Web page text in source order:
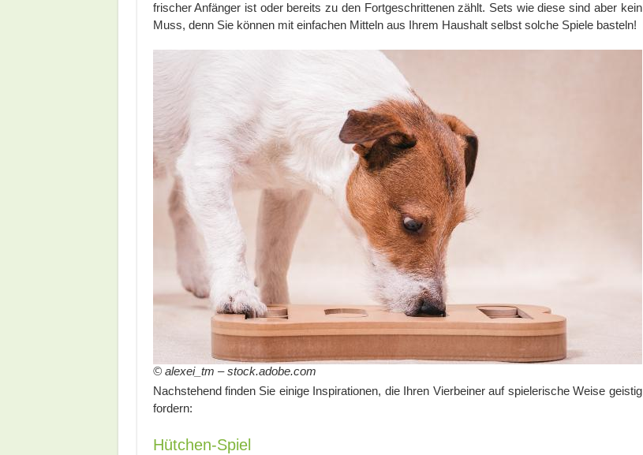
frischer Anfänger ist oder bereits zu den Fortgeschrittenen zählt. Sets wie diese sind aber kein
Muss, denn Sie können mit einfachen Mitteln aus Ihrem Haushalt selbst solche Spiele basteln!
© alexei_tm – stock.adobe.com
Nachstehend finden Sie einige Inspirationen, die Ihren Vierbeiner auf spielerische Weise geistig
fordern:
Hütchen-Spiel